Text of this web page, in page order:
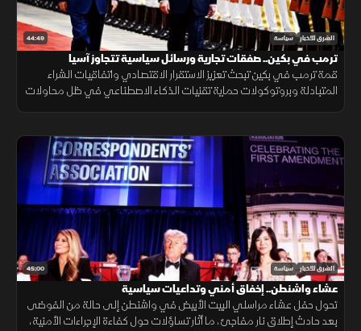
44:49 الشرق للأخبار سياسة
ترمب في بكين.. صفقات تجارية ورسائل سياسية تتجاوز آسيا
قمة ترمب في بكين تبحث تعزيز الاستقرار الاقتصادي واتفاقيات الشراء
المتبادلة وبروتوكولات حماية تقنيات الذكاء الاصطناعي في ظل محاولات
45:00 الشرق للأخبار سياسة
عشاء واشنطن.. إخفاق أمني وتداعيات سياسية
تحول حفل عشاء مراسلي البيت الأبيض في واشنطن إلى حالة من الفوضى
بعد حادث إطلاق نار مفاجئ، ما أثار تساؤلات حول كفاءة الإجراءات الأمنية،